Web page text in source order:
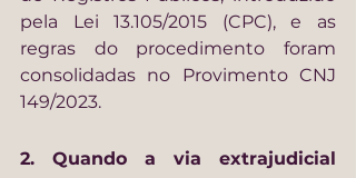
pela Lei 13.105/2015 (CPC), e as
regras do procedimento foram
consolidadas no Provimento CNJ
149/2023.
2. Quando a via extrajudicial